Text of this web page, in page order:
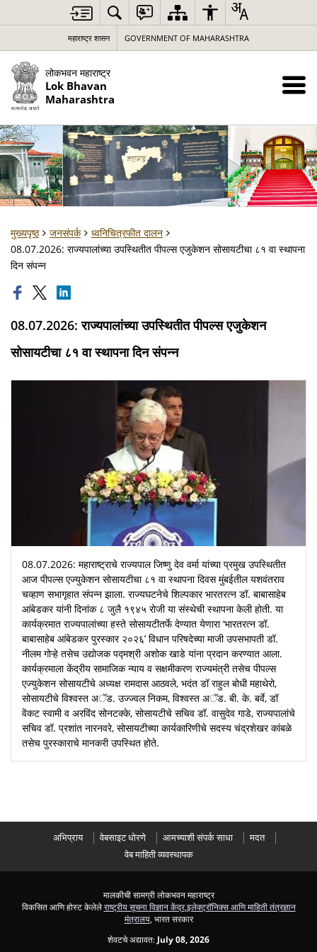
महाराष्ट्र शासन GOVERNMENT OF MAHARASHTRA
लोकभवन महाराष्ट्र
Lok Bhavan
Maharashtra
मुख्यपृष्ठ जनसंपर्क
ध्वनिचित्रफीत दालन
08.07.2026: राज्यपालांच्या उपस्थितीत पीपल्स एजुकेशन सोसायटीचा ८१ वा स्थापना
दिन संपन्न
08.07.2026: राज्यपालांच्या उपस्थितीत पीपल्स एजुकेशन
सोसायटीचा ८१ वा स्थापना दिन संपन्न
08.07.2026: महाराष्ट्राचे राज्यपाल जिष्णु देव वर्मा यांच्या प्रमुख उपस्थितीत
आज पीपल्स एज्युकेशन सोसायटीचा ८१ वा स्थापना दिवस मुंबईतील यशवंतराव
चव्हाण सभागृहात संपन्न झाला. राज्यघटनेचे शिल्पकार भारतरत्न डॉ. बाबासाहेब
आंबेडकर यांनी दिनांक ८ जुलै १९४५ रोजी या संस्थेची स्थापना केली होती. या
कार्यक्रमात राज्यपालांच्या हस्ते सोसायटीतर्फे देण्यात येणारा ‘भारतरत्न डॉ.
बाबासाहेब आंबेडकर पुरस्कार २०२६’ विधान परिषदेच्या माजी उपसभापती डॉ.
नीलम गोऱ्हे तसेच उद्योजक पद्मश्री अशोक खाडे यांना प्रदान करण्यात आला.
कार्यक्रमाला केंद्रीय सामाजिक न्याय व सक्षमीकरण राज्यमंत्री तसेच पीपल्स
एज्युकेशन सोसायटीचे अध्यक्ष रामदास आठवले, भदंत डॉ राहुल बोधी महाथेरो,
सोसायटीचे विश्वस्त अॅड. उज्ज्वल निकम, विश्वस्त अॅड. बी. के. बर्वे, डॉ
वेंकट स्वामी व अरविंद सोनटक्के, सोसायटीचे सचिव डॉ. वासुदेव गाडे, राज्यपालांचे
सचिव डॉ. प्रशांत नारनवरे, सोसायटीच्या कार्यकारिणीचे सदस्य चंद्रशेखर कांबळे
तसेच पुरस्काराचे मानकरी उपस्थित होते.
अभिप्राय वेबसाइट धोरणे आमच्याशी संपर्क साधा
मदत
वेब माहिती व्यवस्थापक
मालकीची सामग्री लोकभवन महाराष्ट्र
विकसित आणि होस्ट केलेलेराष्ट्रीय सूचना विज्ञान केंद्र,इलेक्ट्रॉनिक्स आणि माहिती तंत्रज्ञान
मंत्रालय, भारत सरकार
शेवटचे अद्यावत: July 08, 2026